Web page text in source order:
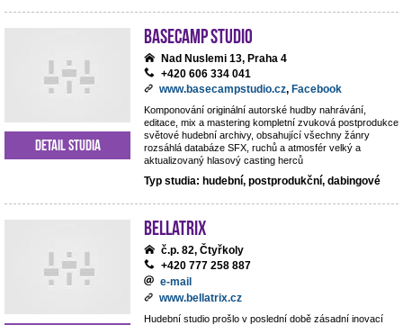
BaseCamp studio
Nad Nuslemi 13, Praha 4
+420 606 334 041
www.basecampstudio.cz, Facebook
Komponování originální autorské hudby nahrávání,
editace, mix a mastering kompletní zvuková postprodukce
světové hudební archivy, obsahující všechny žánry
rozsáhlá databáze SFX, ruchů a atmosfér velký a
aktualizovaný hlasový casting herců
Typ studia: hudební, postprodukční, dabingové
Detail studia
BELLATRIX
č.p. 82, Čtyřkoly
+420 777 258 887
e-mail
www.bellatrix.cz
Hudební studio prošlo v poslední době zásadní inovací